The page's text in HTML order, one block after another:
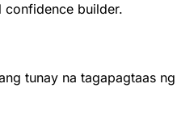
confidence builder.
tunay na tagapagtaas ng